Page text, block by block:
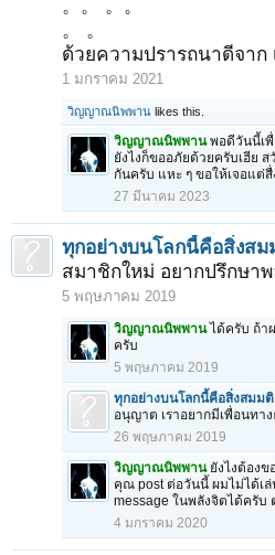
。。 。。
。 。
ด้วยความปรารถนาดีจาก
1 มกราคม 2021
วิญญาณนิพพาน likes this.
วิญญาณนิพพาน พอดีวันนี้เ
ยังไงก็ขออภัยด้วยครับเฮีย
กันครับ แหะ ๆ ขอให้เจอแต่
27 มีนาคม 2023
ทุกอย่างบนโลกนี้คือสิ่งสม
สมาชิกใหม่ อยากปรึกษา
5 พฤษภาคม 2019
วิญญาณนิพพาน ได้ครับ ถ้า
ครับ
5 พฤษภาคม 2019
ทุกอย่างบนโลกนี้คือสิ่งสมมติ
อนุญาต เราอยากมีเพื่อนทา
26 พฤษภาคม 2019
วิญญาณนิพพาน ยังไงต้อง
คุณ post ต่อวันนี้ ผมไม่ได้เ
message ในพลังจิตได้ครับ
4 มกราคม 2020